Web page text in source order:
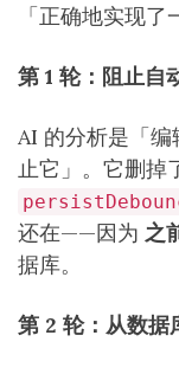
「正确地实现了
第 1 轮：阻止自
AI 的分析是「
止它」。它删掉
还在——因为 之
据库。
第 2 轮：从数据